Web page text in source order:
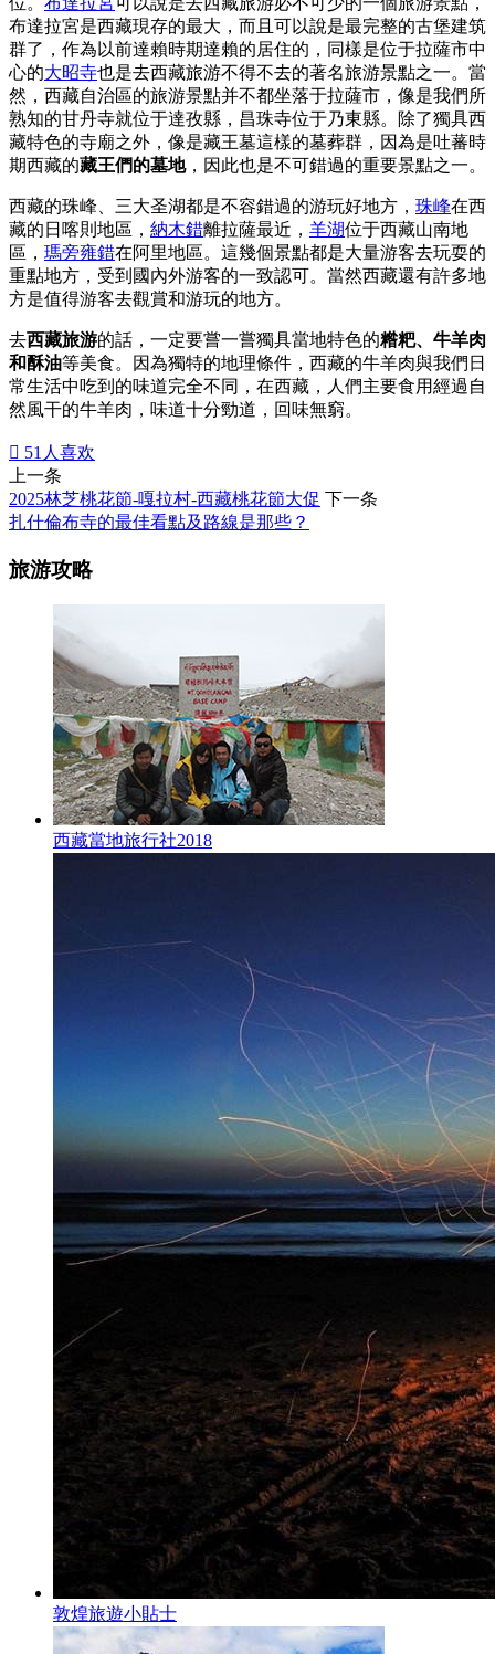
布達拉宮是西藏現存的最大，而且可以說是最完整的古堡建筑
群了，作為以前達賴時期達賴的居住的，同樣是位于拉薩市中
心的大昭寺也是去西藏旅游不得不去的著名旅游景點之一。當
然，西藏自治區的旅游景點并不都坐落于拉薩市，像是我們所
熟知的甘丹寺就位于達孜縣，昌珠寺位于乃東縣。除了獨具西
藏特色的寺廟之外，像是藏王墓這樣的墓葬群，因為是吐蕃時
期西藏的藏王們的墓地，因此也是不可錯過的重要景點之一。
西藏的珠峰、三大圣湖都是不容錯過的游玩好地方， 珠峰在西
藏的日喀則地區， 納木錯離拉薩最近， 羊湖位于西藏山南地
區， 瑪旁雍錯在阿里地區。這幾個景點都是大量游客去玩耍的
重點地方，受到國內外游客的一致認可。當然西藏還有許多地
方是值得游客去觀賞和游玩的地方。
去西藏旅游的話，一定要嘗一嘗獨具當地特色的糌粑、牛羊肉
和酥油等美食。因為獨特的地理條件，西藏的牛羊肉與我們日
常生活中吃到的味道完全不同，在西藏，人們主要食用經過自
然風干的牛羊肉，味道十分勁道，回味無窮。
 51 人喜欢
上一条
2025林芝桃花節-嘎拉村-西藏桃花節大促 下一条
扎什倫布寺的最佳看點及路線是那些？
旅游攻略
西藏當地旅行社2018
敦煌旅遊小貼士